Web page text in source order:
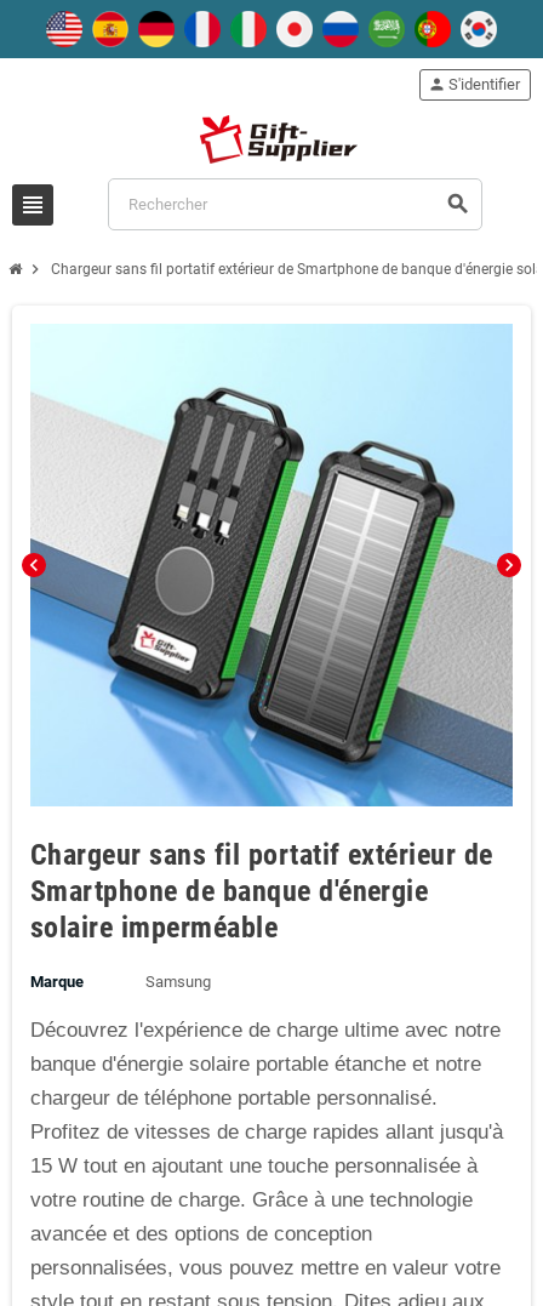
view_headline search
person S'identifier
chevron_right Chargeur sans fil portatif extérieur de Smartphone de banque d'énergie
chevron_left chevron_right
Chargeur sans fil portatif extérieur de
Smartphone de banque d'énergie
solaire imperméable
Marque Samsung
Découvrez l'expérience de charge ultime avec notre
banque d'énergie solaire portable étanche et notre
chargeur de téléphone portable personnalisé.
Profitez de vitesses de charge rapides allant jusqu'à
15 W tout en ajoutant une touche personnalisée à
votre routine de charge. Grâce à une technologie
avancée et des options de conception
personnalisées, vous pouvez mettre en valeur votre
style tout en restant sous tension. Dites adieu aux